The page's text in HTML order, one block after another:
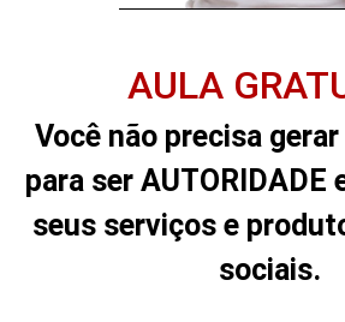
AULA
Você não precisa gerar
para ser AUTORIDADE
seus serviços e
sociais.